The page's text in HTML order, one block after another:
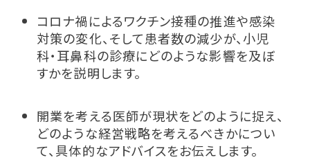
コロナ禍によるワクチン接種の推進や感染
対策の変化、そして患者数の減少が、小児
科・耳鼻科の診療にどのような影響を及ぼ
すかを説明します。
開業を考える医師が現状をどのように捉え、
どのような経営戦略を考えるべきかについ
て、具体的なアドバイスをお伝えします。